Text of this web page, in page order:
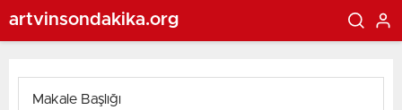
artvinsondakika.org